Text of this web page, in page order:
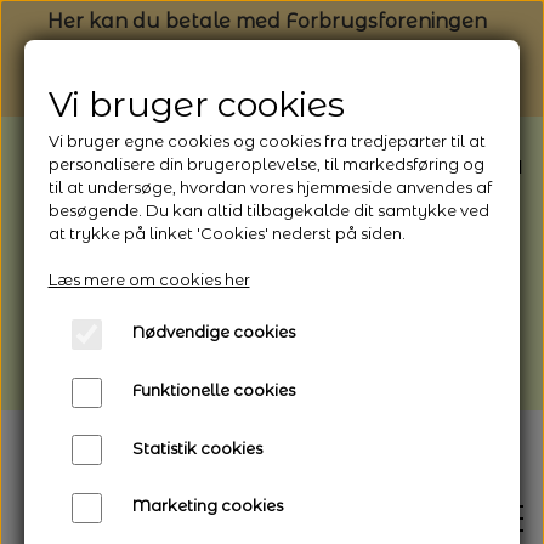
Her kan du betale med Forbrugsforeningen
BEMÆRK: Butikken har ferielukket* fra
1/8 - 9/8 - 2026
*Webshoppen er åben og sender hele
afhentning
Vi gør opmærksom på, at der kan være lidt
længere leveringstid
Vi bruger cookies
Vi bruger egne cookies og cookies fra tredjeparter til at
personalisere din brugeroplevelse, til markedsføring og
til at undersøge, hvordan vores hjemmeside anvendes af
besøgende. Du kan altid tilbagekalde dit samtykke ved
at trykke på linket 'Cookies' nederst på siden.
Læs mere om cookies her
Nødvendige cookies
Funktionelle cookies
Statistik cookies
Marketing cookies